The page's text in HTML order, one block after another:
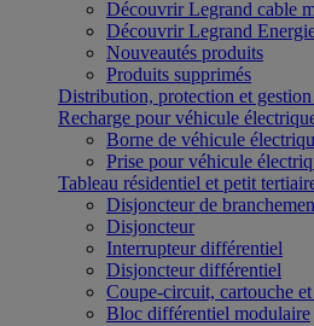
Découvrir Legrand cable
Découvrir Legrand
Nouveautés produits
Produits supprimés
Distribution, protection et
Recharge pour véhicule
Borne de véhicule
Prise pour véhicule
Tableau résidentiel et petit
Disjoncteur de
Disjoncteur
Interrupteur différentiel
Disjoncteur différentiel
Coupe-circuit, cartouche
Bloc différentiel modulaire